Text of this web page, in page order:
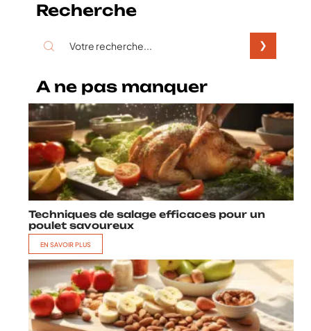
Recherche
A ne pas manquer
Techniques de salage efficaces pour un
poulet savoureux
EN SAVOIR PLUS